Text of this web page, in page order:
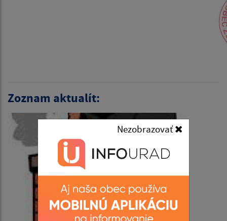
Nezobrazovať
Zoznam aktualít: